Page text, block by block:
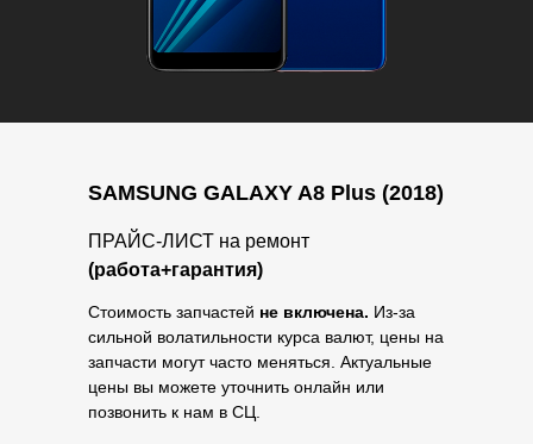
SAMSUNG GALAXY A8 Plus (2018)
ПРАЙС-ЛИСТ на ремонт
(работа+гарантия)
Стоимость запчастей не включена. Из-за
сильной волатильности курса валют, цены на
запчасти могут часто меняться. Актуальные
цены вы можете уточнить онлайн или
позвонить к нам в СЦ.